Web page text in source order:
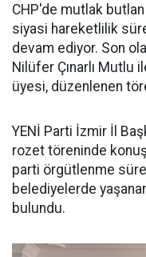
CHP'de mutlak butlan
siyasi hareketlilik
devam ediyor. Son
Nilüfer Çınarlı
üyesi, düzenlenen
YENİ Parti İzmir İl
rozet töreninde
parti örgütlenme
belediyelerde
bulundu.